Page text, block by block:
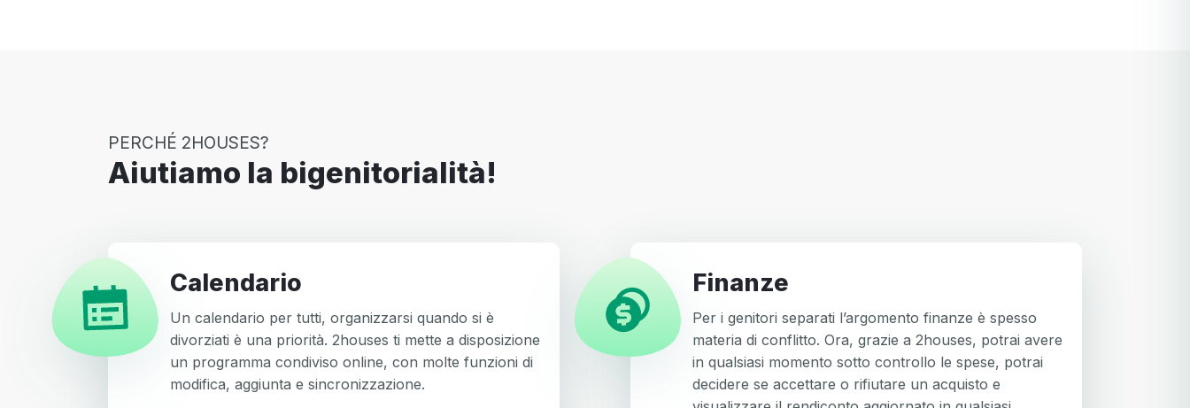
PERCHÉ 2HOUSES?
Aiutiamo la bigenitorialità!
Calendario
Un calendario per tutti, organizzarsi quando si è
divorziati è una priorità. 2houses ti mette a disposizione
un programma condiviso online, con molte funzioni di
modifica, aggiunta e sincronizzazione.
Finanze
Per i genitori separati l’argomento finanze è spesso
materia di conflitto. Ora, grazie a 2houses, potrai avere
in qualsiasi momento sotto controllo le spese, potrai
decidere se accettare o rifiutare un acquisto e